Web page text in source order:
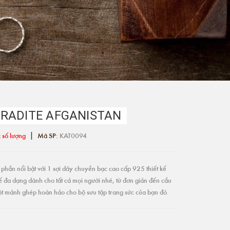
AFGANISTAN
lượng | Mã SP: KAT0094
nổi bật với 1 sợi dây chuyền bạc cao cấp 925 thiết kế
dạng dành cho tất cả mọi người nhé, từ đơn giản đến cầu
ghép hoàn hảo cho bộ sưu tập trang sức của bạn đó.